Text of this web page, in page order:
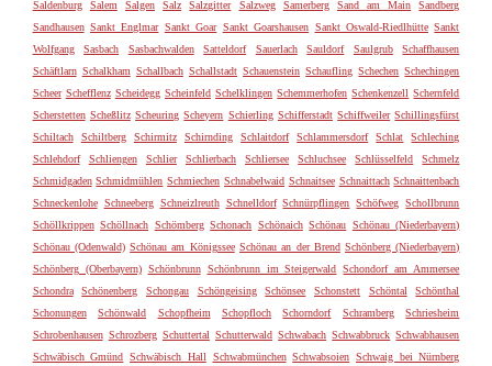
Saldenburg
Salem Salgen Salz Salzgitter Salzweg Samerberg Sand am Main
Sandberg
Sandhausen Sankt Englmar Sankt Goar Sankt Goarshausen Sankt Oswald-Riedlhütte Sankt
Wolfgang
Sasbach Sasbachwalden Satteldorf Sauerlach Sauldorf Saulgrub
Schaffhausen
Schäftlarn Schalkham Schallbach Schallstadt Schauenstein Schaufling Schechen Schechingen
Scheer Schefflenz Scheidegg Scheinfeld Schelklingen Schemmerhofen Schenkenzell Schernfeld
Scherstetten Scheßlitz Scheuring Scheyern Schierling Schifferstadt Schiffweiler Schillingsfürst
Schiltach
Schiltberg Schirmitz Schirnding Schlaitdorf Schlammersdorf Schlat
Schleching
Schlehdorf
Schliengen Schlier Schlierbach Schliersee Schluchsee Schlüsselfeld
Schmelz
Schmidgaden Schmidmühlen Schmiechen Schnabelwaid Schnaitsee Schnaittach Schnaittenbach
Schneckenlohe Schneeberg Schneizlreuth Schnelldorf Schnürpflingen Schöfweg Schollbrunn
Schöllkrippen Schöllnach Schömberg Schonach Schönaich Schönau Schönau (Niederbayern)
Schönau (Odenwald) Schönau am Königssee Schönau an der Brend Schönberg (Niederbayern)
Schönberg (Oberbayern) Schönbrunn Schönbrunn im Steigerwald Schondorf am Ammersee
Schondra
Schönenberg Schongau Schöngeising Schönsee Schonstett Schöntal
Schönthal
Schonungen
Schönwald Schopfheim Schopfloch Schorndorf Schramberg
Schriesheim
Schrobenhausen Schrozberg Schuttertal Schutterwald Schwabach Schwabbruck Schwabhausen
Schwäbisch Gmünd Schwäbisch Hall Schwabmünchen Schwabsoien Schwaig bei Nürnberg